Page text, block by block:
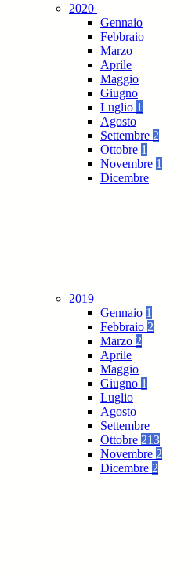
2020
Gennaio
Febbraio
Marzo
Aprile
Maggio
Giugno
Luglio 1
Agosto
Settembre 2
Ottobre 1
Novembre 1
Dicembre
2019
Gennaio 1
Febbraio 2
Marzo 2
Aprile
Maggio
Giugno 1
Luglio
Agosto
Settembre
Ottobre 213
Novembre 2
Dicembre 2